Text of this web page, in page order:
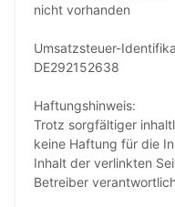
nicht vorhanden
Umsatzsteuer-
DE292152638
Haftungshinweis:
Trotz sorgfältiger
keine Haftung für die
Inhalt der verlinkten
Betreiber